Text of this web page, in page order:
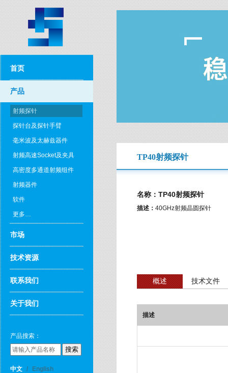
首页
产品
射频探针
探针台及探针手臂
毫米波及太赫兹器件
射频高速Socket及夹具
高密度多通道射频组件
射频器件
软件
更多…
市场
技术资源
联系我们
关于我们
产品搜索：
中文 / English
TP40射频探针
名称：TP40射频探针
描述： 40GHz射频晶圆探针
概述 技术文件
描述